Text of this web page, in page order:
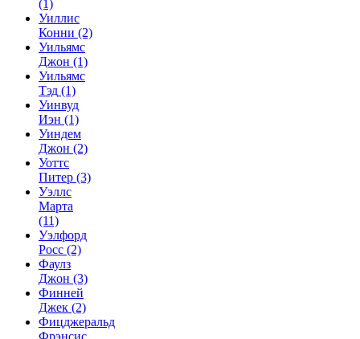
(1)
Уиллис
Конни (2)
Уильямс
Джон (1)
Уильямс
Тэд (1)
Уинвуд
Иэн (1)
Уиндем
Джон (2)
Уоттс
Питер (3)
Уэллс
Марта
(11)
Уэлфорд
Росс (2)
Фаулз
Джон (3)
Финней
Джек (2)
Фицджеральд